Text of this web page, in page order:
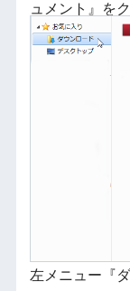
ュメント』を
左メニュー『